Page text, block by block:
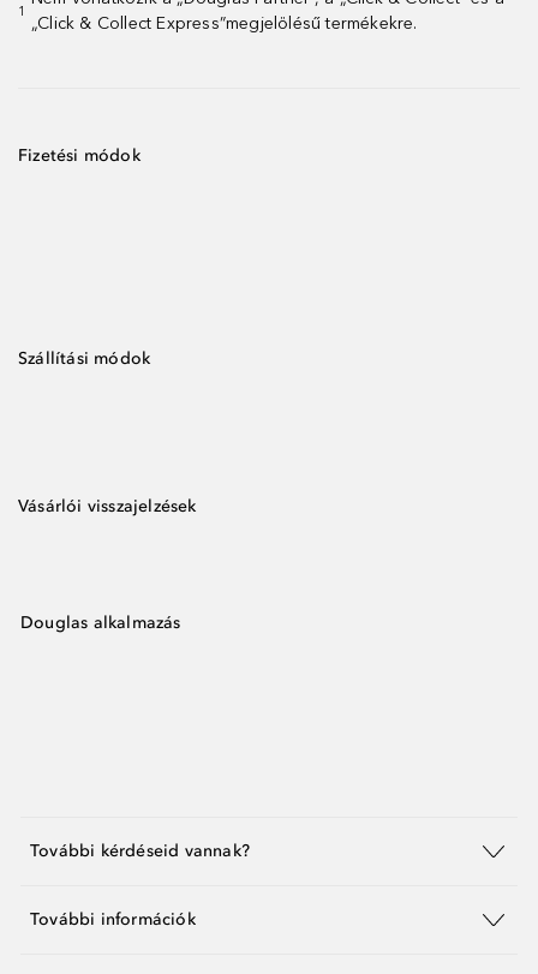
1
„Click & Collect Express”megjelölésű termékekre.
Fizetési módok
Szállítási módok
Vásárlói visszajelzések
Douglas alkalmazás
További kérdéseid vannak?
További információk